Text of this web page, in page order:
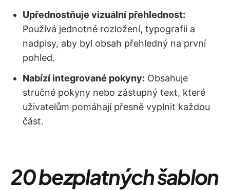
Upřednostňuje vizuální přehlednost:
Používá jednotné rozložení, typografii a
nadpisy, aby byl obsah přehledný na první
pohled.
Nabízí integrované pokyny: Obsahuje
stručné pokyny nebo zástupný text, které
uživatelům pomáhají přesně vyplnit každou
část.
20 bezplatných šablon